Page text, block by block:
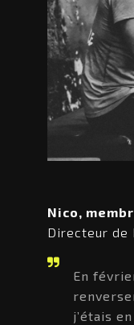
Nico,
Directeur de
En
j’étais